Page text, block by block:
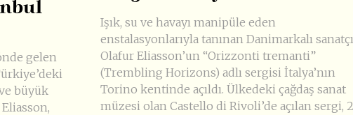
gelen
büyük
Işık, su ve havayı manipüle eden
enstalasyonlarıyla tanınan Danimarkalı sanatçı
Olafur Eliasson’un “Orizzonti tremanti”
(Trembling Horizons) adlı sergisi İtalya’nın
Torino kentinde açıldı. Ülkedeki çağdaş sanat
müzesi olan Castello di Rivoli’de açılan sergi,